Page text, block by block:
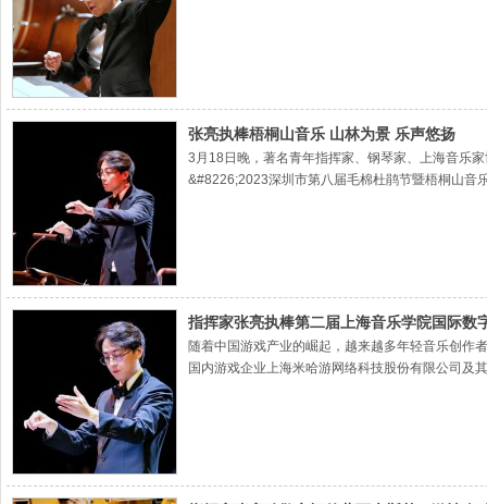
张亮执棒梧桐山音乐 山林为景 乐声悠扬
3月18日晚，著名青年指挥家、钢琴家、上海音乐
&#8226;2023深圳市第八届毛棉杜鹃节暨梧桐山音
指挥家张亮执棒第二届上海音乐学院国际数
随着中国游戏产业的崛起，越来越多年轻音乐创作
国内游戏企业上海米哈游网络科技股份有限公司及